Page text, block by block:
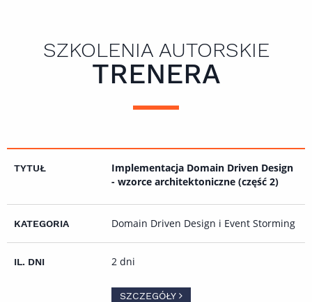
SZKOLENIA AUTORSKIE
TRENERA
Implementacja Domain Driven Design
- wzorce architektoniczne (część 2)
Domain Driven Design i Event Storming
2 dni
SZCZEGÓŁY